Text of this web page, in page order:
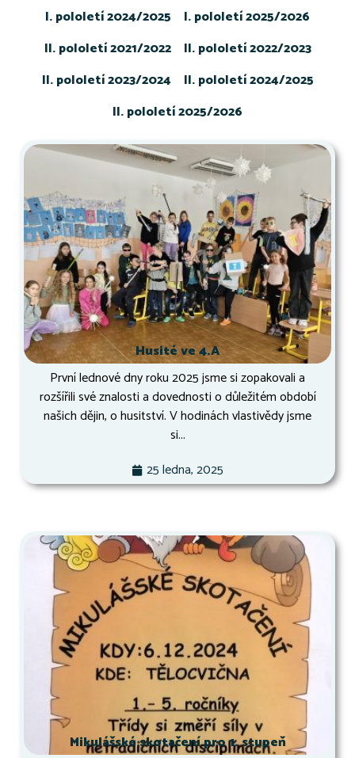
I. pololetí 2024/2025
I. pololetí 2025/2026
II. pololetí 2021/2022
II. pololetí 2022/2023
II. pololetí 2023/2024
II. pololetí 2024/2025
II. pololetí 2025/2026
Husité ve 4.A
První lednové dny roku 2025 jsme si zopakovali a
rozšířili své znalosti a dovednosti o důležitém období
našich dějin, o husitství. V hodinách vlastivědy jsme
si...
25 ledna, 2025
Mikulášské skotačení pro 1. stupeň